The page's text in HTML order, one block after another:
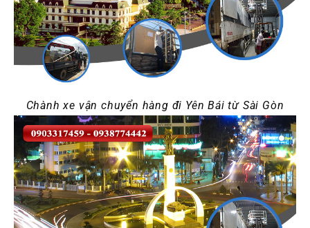
Chành xe vận chuyển hàng đi Yên Bái từ Sài Gòn